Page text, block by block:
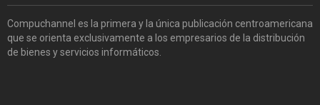
Compuchannel es la primera y la única publicación centroamericana
que se orienta exclusivamente a los empresarios de la distribución
de bienes y servicios informáticos.